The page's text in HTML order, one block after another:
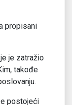
propisani
je zatražio
takođe
postojeći